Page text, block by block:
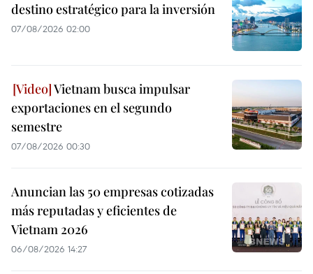
destino estratégico para la inversión
07/08/2026 02:00
Vietnam busca impulsar
exportaciones en el segundo
semestre
07/08/2026 00:30
Anuncian las 50 empresas cotizadas
más reputadas y eficientes de
Vietnam 2026
06/08/2026 14:27